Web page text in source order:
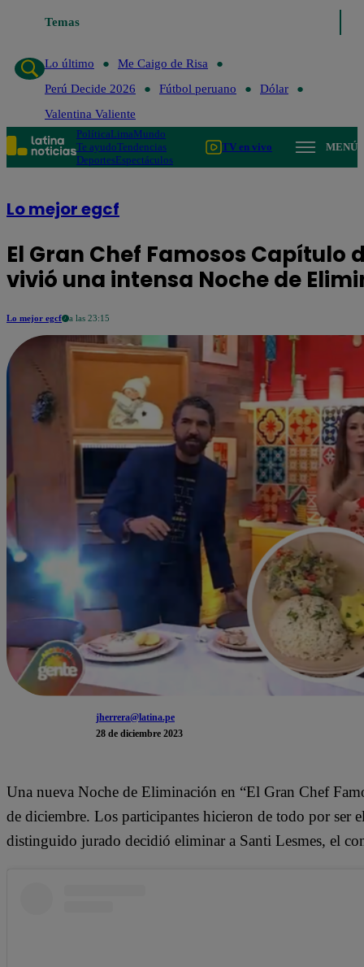
Temas
Lo último
Me Caigo de Risa
Perú Decide 2026
Fútbol peruano
Dólar
Valentina Valiente
PolíticaLimaMundo
Te ayudoTendencias
DeportesEspectáculos
TV en vivo MENÚ
Lo mejor egcf
El Gran Chef Famosos Capítulo
vivió una intensa Noche de
Lo mejor egcf a las 23:15
jherrera@latina.pe
28 de diciembre 2023
Una nueva Noche de Eliminación en “El Gran Chef
de diciembre. Los participantes hicieron de todo por ser
distinguido jurado decidió eliminar a Santi Lesmes, el